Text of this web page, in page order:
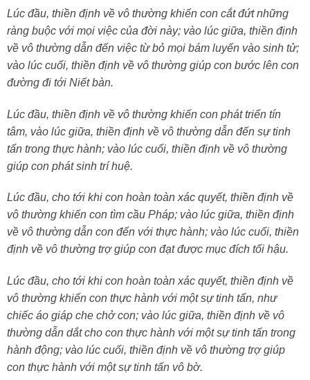
Lúc đầu, thiền định về vô thường khiến con cắt đứt những
ràng buộc với mọi việc của đời này; vào lúc giữa, thiền định
về vô thường dẫn đến việc từ bỏ mọi bám luyến vào sinh tử;
vào lúc cuối, thiền định về vô thường giúp con bước lên con
đường đi tới Niết bàn.
Lúc đầu, thiền định về vô thường khiến con phát triển tín
tâm, vào lúc giữa, thiền định về vô thường dẫn đến sự tinh
tấn trong thực hành; vào lúc cuối, thiền định về vô thường
giúp con phát sinh trí huệ.
Lúc đầu, cho tới khi con hoàn toàn xác quyết, thiền định về
vô thường khiến con tìm cầu Pháp; vào lúc giữa, thiền định
về vô thường dẫn con đến với thực hành; vào lúc cuối, thiền
định về vô thường trợ giúp con đạt được mục đích tối hậu.
Lúc đầu, cho tới khi con hoàn toàn xác quyết, thiền định về
vô thường khiến con thực hành với một sự tinh tấn, như
chiếc áo giáp che chở con; vào lúc giữa, thiền định về vô
thường dẫn dắt cho con thực hành với một sự tinh tấn trong
hành động; vào lúc cuối, thiền định về vô thường trợ giúp
con thực hành với một sự tinh tấn vô bờ.